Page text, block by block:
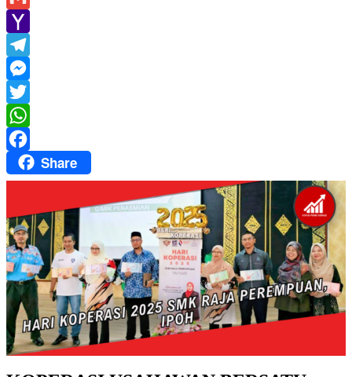
Gmail
Yahoo
Mail
Telegram
Messenger
Twitter
WhatsApp
FacebookShare